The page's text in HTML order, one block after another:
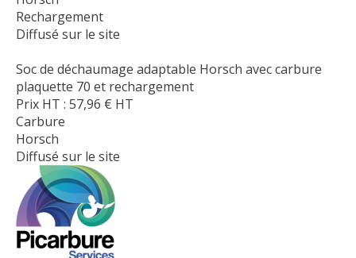
Rechargement
Diffusé sur le site
Soc de déchaumage adaptable Horsch avec carbure
plaquette 70 et rechargement
Prix HT : 57,96 € HT
Carbure
Horsch
Diffusé sur le site